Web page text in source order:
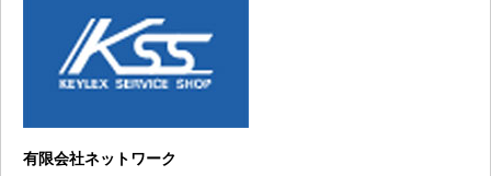
有限会社ネットワーク